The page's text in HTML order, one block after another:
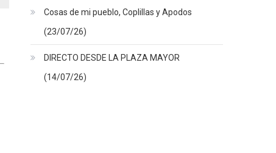
Cosas de mi pueblo, Coplillas y Apodos
(23/07/26)
DIRECTO DESDE LA PLAZA MAYOR
(14/07/26)